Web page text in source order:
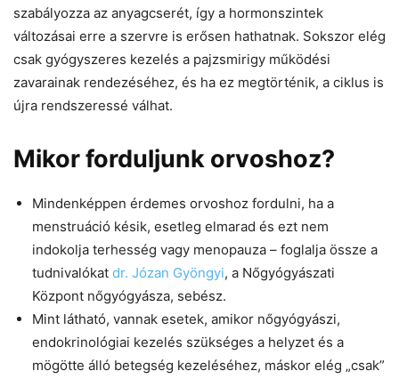
szabályozza az anyagcserét, így a hormonszintek
változásai erre a szervre is erősen hathatnak. Sokszor elég
csak gyógyszeres kezelés a pajzsmirigy működési
zavarainak rendezéséhez, és ha ez megtörténik, a ciklus is
újra rendszeressé válhat.
Mikor forduljunk orvoshoz?
Mindenképpen érdemes orvoshoz fordulni, ha a
menstruáció késik, esetleg elmarad és ezt nem
indokolja terhesség vagy menopauza – foglalja össze a
tudnivalókat dr. Józan Gyöngyi, a Nőgyógyászati
Központ nőgyógyásza, sebész.
Mint látható, vannak esetek, amikor nőgyógyászi,
endokrinológiai kezelés szükséges a helyzet és a
mögötte álló betegség kezeléséhez, máskor elég „csak”